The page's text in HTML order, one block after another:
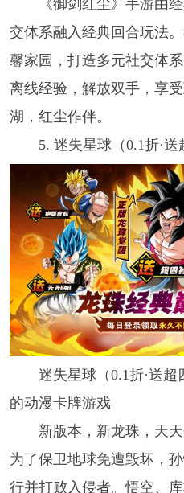
《御剑红尘》手游由
交体系融入经典回合玩法
馨家园，打造多元社交体
离线经验，解放双手，享
湖，红尘作伴。
5. 迷失星球（0.1折·送
迷失星球（0.1折·送
的动漫卡牌游戏
新版本，新龙珠，天
为了保卫地球免遭毁坏，
行并打败入侵者。悟空、